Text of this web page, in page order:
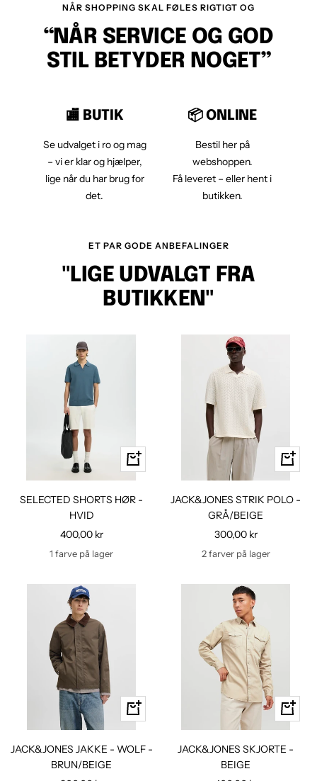
NÅR SHOPPING SKAL FØLES RIGTIGT OG
“NÅR SERVICE OG GOD
STIL BETYDER NOGET”
🏬 BUTIK
Se udvalget i ro og mag
– vi er klar og hjælper,
lige når du har brug for
det.
📦 ONLINE
Bestil her på
webshoppen.
Få leveret – eller hent i
butikken.
ET PAR GODE ANBEFALINGER
"LIGE UDVALGT FRA
BUTIKKEN"
Hurtig
kig
SELECTED SHORTS HØR -
HVID
Udsalgspris
400,00 kr
1 farve på lager
Hurtig
kig
JACK&JONES STRIK POLO -
GRÅ/BEIGE
Udsalgspris
300,00 kr
2 farver på lager
Hurtig
kig
JACK&JONES JAKKE - WOLF -
BRUN/BEIGE
Hurtig
kig
JACK&JONES SKJORTE -
BEIGE